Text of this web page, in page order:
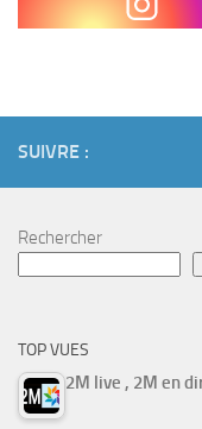
could be sentenced
SUIVRE :
Rechercher
TOP VUES
2M live , 2M en